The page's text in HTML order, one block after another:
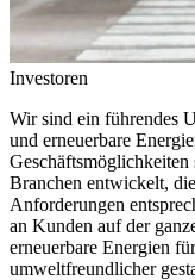
Investoren
Wir sind ein führendes
und erneuerbare
Branchen entwickelt,
Anforderungen
an Kunden auf der
erneuerbare Energien
umweltfreundlicher